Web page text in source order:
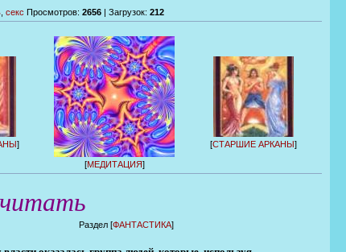
секс Просмотров: 2656 | Загрузок: 212
]
[МЕДИТАЦИЯ]
[СТАРШИЕ АРКАНЫ]
Раздел [ФАНТАСТИКА]